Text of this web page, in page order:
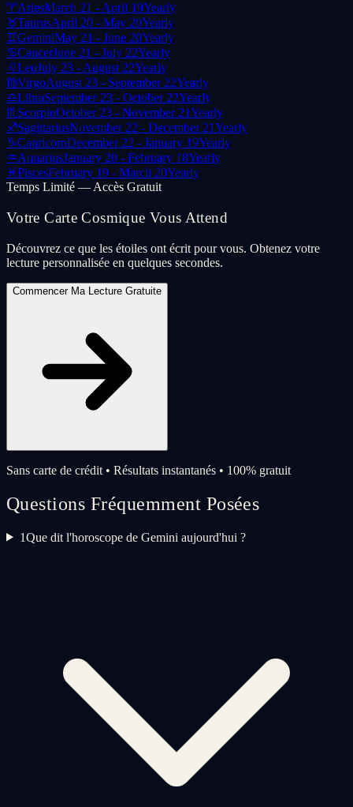
♈AriesMarch 21 - April 19Yearly
♉TaurusApril 20 - May 20Yearly
♊GeminiMay 21 - June 20Yearly
♋CancerJune 21 - July 22Yearly
♌LeoJuly 23 - August 22Yearly
♍VirgoAugust 23 - September 22Yearly
♎LibraSeptember 23 - October 22Yearly
♏ ScorpioOctober 23 - November 21Yearly
♐SagittariusNovember 22 - December 21Yearly
♑CapricornDecember 22 - January 19Yearly
♒AquariusJanuary 20 - February 18Yearly
♓PiscesFebruary 19 - March 20Yearly
Temps Limité — Accès Gratuit
Votre Carte Cosmique Vous Attend
Découvrez ce que les étoiles ont écrit pour vous. Obtenez votre
lecture personnalisée en quelques secondes.
Commencer Ma Lecture Gratuite
Sans carte de crédit • Résultats instantanés • 100% gratuit
Questions Fréquemment Posées
1Que dit l'horoscope de Gemini aujourd'hui ?